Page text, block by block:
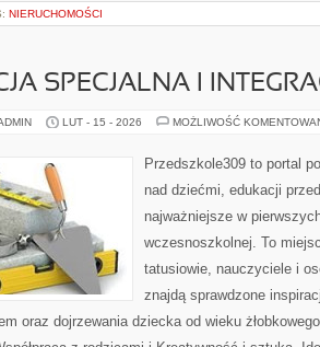
NIERUCHOMOŚCI
SPECJALNA I
LUT - 15 - 2026 MOŻLIWOŚĆ
Przedszkole309 to portal
nad dziećmi, edukacji
najważniejsze w
wczesnoszkolnej. To
tatusiowie, nauczyciele i
znajdą sprawdzone
oraz dojrzewania dziecka od wieku